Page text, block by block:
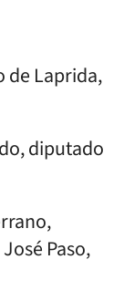
de Laprida,
diputado
Paso,